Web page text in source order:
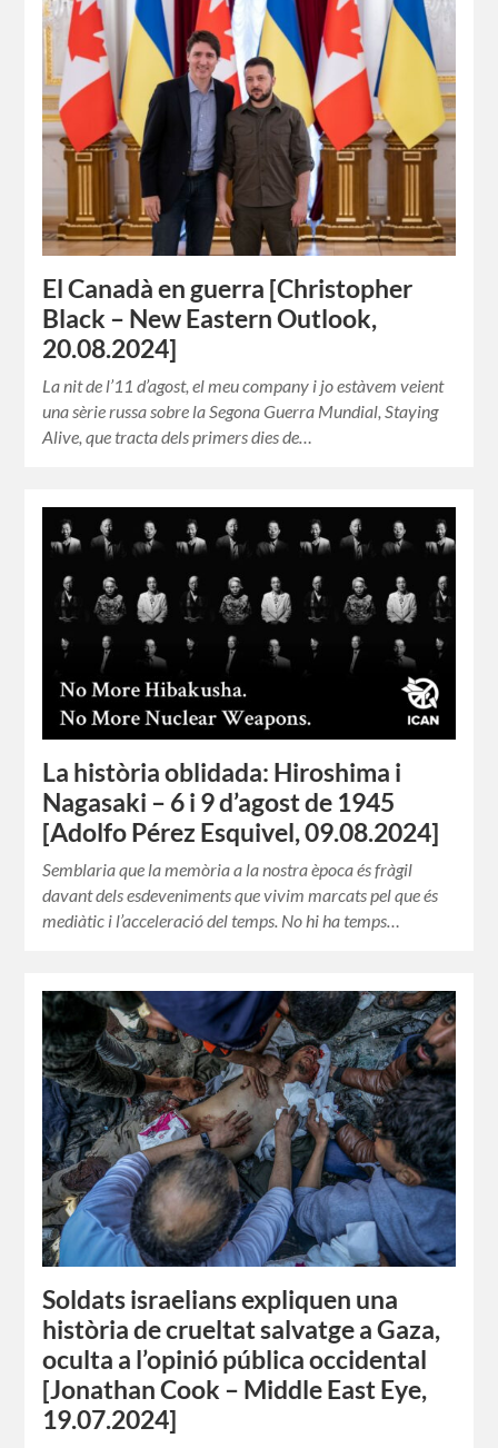
El Canadà en guerra [Christopher
Black – New Eastern Outlook,
20.08.2024]
La nit de l’11 d’agost, el meu company i jo estàvem veient
una sèrie russa sobre la Segona Guerra Mundial, Staying
Alive, que tracta dels primers dies de…
La història oblidada: Hiroshima i
Nagasaki – 6 i 9 d’agost de 1945
[Adolfo Pérez Esquivel, 09.08.2024]
Semblaria que la memòria a la nostra època és fràgil
davant dels esdeveniments que vivim marcats pel que és
mediàtic i l’acceleració del temps. No hi ha temps…
Soldats israelians expliquen una
història de crueltat salvatge a Gaza,
oculta a l’opinió pública occidental
[Jonathan Cook – Middle East Eye,
19.07.2024]